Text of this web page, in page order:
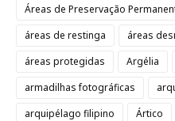
Áreas de Preservação
áreas de restinga
áreas
áreas protegidas
Argélia
armadilhas fotográficas
arquipélago filipino
Ártico